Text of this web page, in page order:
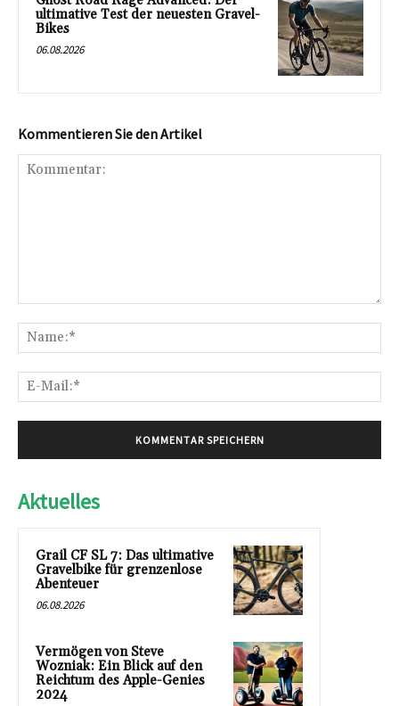
ultimative Test der neuesten Gravel-
Bikes
06.08.2026
Kommentieren Sie den Artikel
Aktuelles
Grail CF SL 7: Das ultimative
Gravelbike für grenzenlose
Abenteuer
06.08.2026
Vermögen von Steve
Wozniak: Ein Blick auf den
Reichtum des Apple-Genies
2024